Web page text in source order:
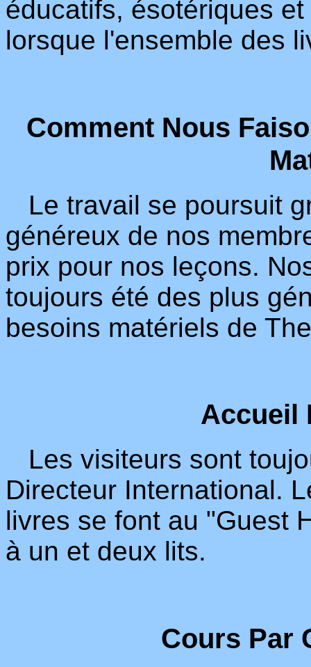
éducatifs, ésotériques
lorsque l'ensemble des
Comment Nous
Le travail se poursuit
généreux de nos
prix pour nos leçons.
toujours été des plus
besoins matériels de
Accueil
Les visiteurs sont
Directeur International.
livres se font au "Guest
à un et deux lits.
Cours Par